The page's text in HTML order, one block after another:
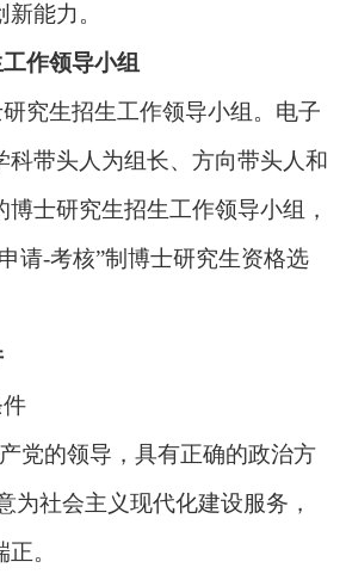
能力。
作领导小组
究生招生工作领导小组。电子
科带头人为组长、方向带头人和
博士研究生招生工作领导小组，
请-考核”制博士研究生资格选
件
党的领导，具有正确的政治方
为社会主义现代化建设服务，
。